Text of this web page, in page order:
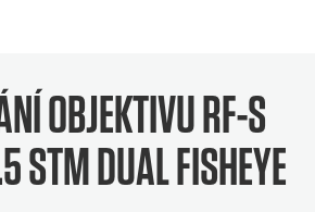
OBJEKTIVU RF-S
STM DUAL FISHEYE